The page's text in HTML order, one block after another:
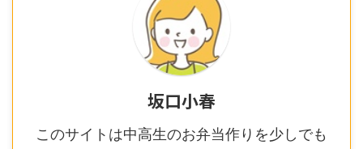
坂口小春
このサイトは中高生のお弁当作りを少しでも